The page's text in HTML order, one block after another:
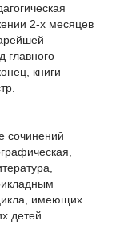
2-х месяцев
главного
книги
сочинений
имеющих
детей.